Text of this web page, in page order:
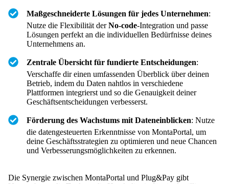
Maßgeschneiderte Lösungen für jedes Unternehmen:
Nutze die Flexibilität derNo-code-Integration und passe
Lösungen perfekt an die individuellen Bedürfnisse deines
Unternehmens an.
Zentrale Übersicht für fundierte Entscheidungen:
Verschaffe dir einen umfassenden Überblick über deinen
Betrieb, indem du Daten nahtlos in verschiedene
Plattformen integrierst und so die Genauigkeit deiner
Geschäftsentscheidungen verbesserst.
Förderung des Wachstums mit Dateneinblicken: Nutze
die datengesteuerten Erkenntnisse von MontaPortal, um
deine Geschäftsstrategien zu optimieren und neue Chancen
und Verbesserungsmöglichkeiten zu erkennen.
Die Synergie zwischen MontaPortal und Plug&Pay gibt